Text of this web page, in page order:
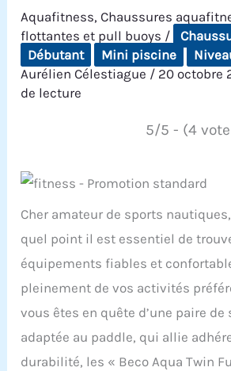
Aquafitness,Chaussures
flottantes et pull buoys /
Débutant
Mini piscine
Aurélien Célestiague / 20 octobre
de lecture
5/5 - (4
Cher amateur de sports
quel point il est essentiel de
équipements fiables et
pleinement de vos activités
vous êtes en quête d’une paire de
adaptée au paddle, qui allie
durabilité, les « Beco Aqua Twin